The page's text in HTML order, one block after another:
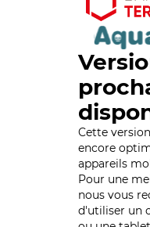
Cette
encore
appareils
Pour une
nous vous
d'utiliser un